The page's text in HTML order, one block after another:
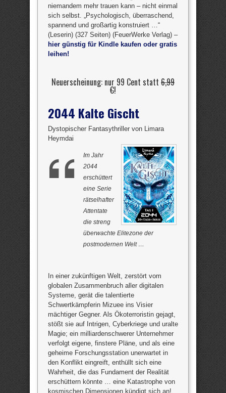
niemandem mehr trauen kann – nicht einmal
sich selbst. „Psychologisch, überraschend,
spannend und großartig konstruiert …“
(Leserin) (327 Seiten) (FeuerWerke Verlag) –
hier günstig für Kindle kaufen oder gratis
leihen!
Neuerscheinung: nur 99 Cent statt 6,99
€!
2044 Kalte Gischt
Dystopischer Fantasythriller von Limara
Heymdai
Im Jahr
2044
erschüttert
eine Serie
rätselhafter
Attentate
die streng
überwachte Elitezone der
postmodernen Welt …
In einer zukünftigen Welt, zerstört vom
globalen Zusammenbruch aller digitalen
Systeme, gerät die talentierte
Schwertkämpferin Mizuee ins Visier
mächtiger Gegner. Als Ökoterroristin gejagt,
stößt sie auf Intrigen, Cyberkriege und uralte
Magie; ein milliardenschwerer Unternehmer
verfolgt eigene, finstere Pläne, und als eine
geheime Forschungsstation unerwartet in
den Konflikt eingreift, enthüllt sich eine
Wahrheit, die das Fundament der Realität
erschüttern könnte … eine Katastrophe von
kosmischen Dimensionen kündigt sich an!